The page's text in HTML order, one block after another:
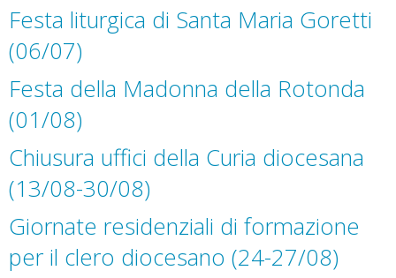
Festa liturgica di Santa Maria Goretti
(06/07)
Festa della Madonna della Rotonda
(01/08)
Chiusura uffici della Curia diocesana
(13/08-30/08)
Giornate residenziali di formazione
per il clero diocesano (24-27/08)